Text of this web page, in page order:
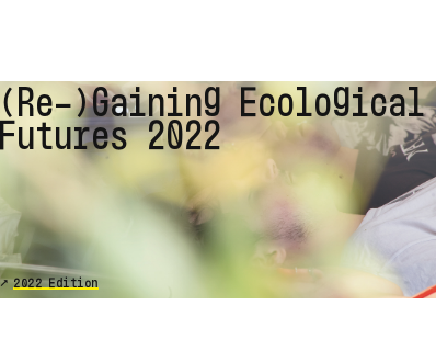
(Re-)Gaining Ecological
Futures 2022
2022 Edition